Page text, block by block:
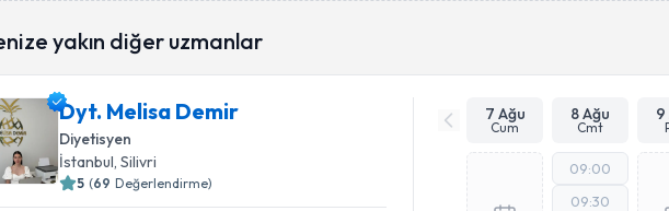
yakın diğer uzmanlar
Dyt. Melisa Demir
Diyetisyen
İstanbul , Silivri
5 (69 Değerlendirme)
7 Ağu
Cum
8 Ağu
Cmt
9
09:00
09:30